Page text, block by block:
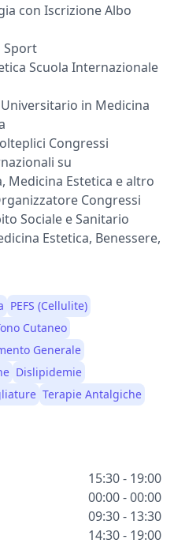
con Iscrizione Albo
Sport
Scuola Internazionale
in Medicina
Congressi
su
Medicina Estetica e altro
Congressi
Sociale e Sanitario
Estetica, Benessere,
PEFS (Cellulite)
Cutaneo
Generale
Dislipidemie
Terapie Antalgiche
15:30 - 19:00
00:00 - 00:00
09:30 - 13:30
14:30 - 19:00